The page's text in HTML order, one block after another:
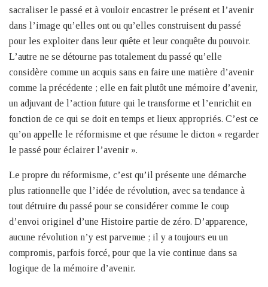
sacraliser le passé et à vouloir encastrer le présent et l’avenir
dans l’image qu’elles ont ou qu’elles construisent du passé
pour les exploiter dans leur quête et leur conquête du pouvoir.
L’autre ne se détourne pas totalement du passé qu’elle
considère comme un acquis sans en faire une matière d’avenir
comme la précédente ; elle en fait plutôt une mémoire d’avenir,
un adjuvant de l’action future qui le transforme et l’enrichit en
fonction de ce qui se doit en temps et lieux appropriés. C’est ce
qu’on appelle le réformisme et que résume le dicton « regarder
le passé pour éclairer l’avenir ».
Le propre du réformisme, c’est qu’il présente une démarche
plus rationnelle que l’idée de révolution, avec sa tendance à
tout détruire du passé pour se considérer comme le coup
d’envoi originel d’une Histoire partie de zéro. D’apparence,
aucune révolution n’y est parvenue ; il y a toujours eu un
compromis, parfois forcé, pour que la vie continue dans sa
logique de la mémoire d’avenir.